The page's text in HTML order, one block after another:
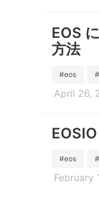
EOS
方法
#eos
April 26,
#eos
February